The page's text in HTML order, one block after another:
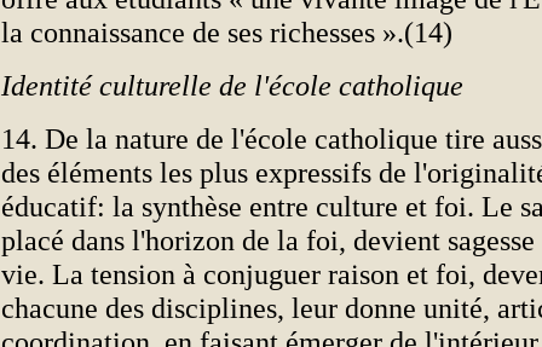
la connaissance de ses richesses ».(14)
Identité culturelle de l'école catholique
14. De la nature de l'école catholique tire
des éléments les plus expressifs de
éducatif: la synthèse entre culture et foi. Le
placé dans l'horizon de la foi, devient
vie. La tension à conjuguer raison et foi,
chacune des disciplines, leur donne unité,